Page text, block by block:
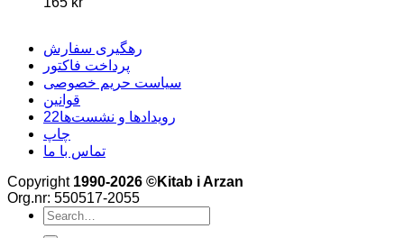
رهگیری سفارش
پرداخت فاکتور
سیاست حریم خصوصی
قوانین
22رویدادها و نشست‌ها
چاپ
تماس با ما
Copyright 1990-2026 ©Kitab i Arzan
Org.nr: 550517-2055
Search
for: